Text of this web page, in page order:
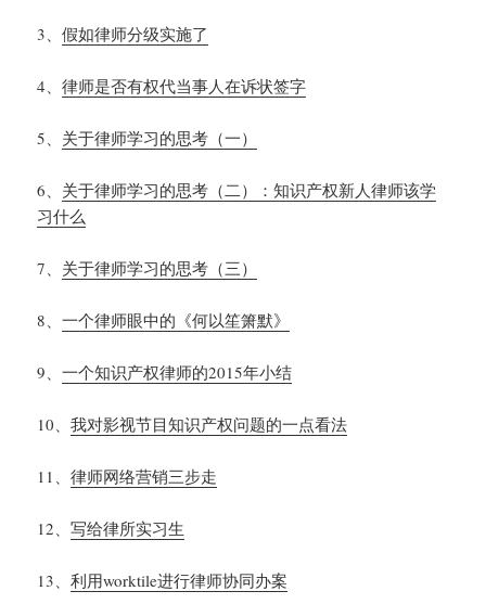
3 、假如律师分级实施了
4 、律师是否有权代当事人在诉状签字
5 关于律师学习的思考（一）
6
关于律师学习的思考（二）：知识产权新人律师该学
习什么
7 关于律师学习的思考（三）
8 、一个律师眼中的《何以笙箫默》
9 、一个知识产权律师的2015年小结
10 、我对影视节目知识产权问题的一点看法
11 、律师网络营销三步走
12 、写给律所实习生
13 、利用worktile进行律师协同办案